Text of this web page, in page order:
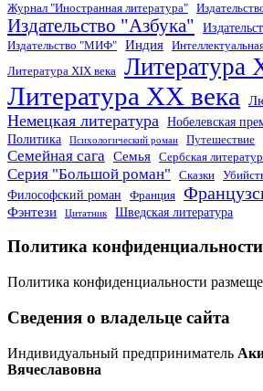
Журнал "Иностранная литература"
Издательство "Азбука"
Издательство "МИФ" Индия
Литература XIX века Литература
Литература XX века
Немецкая литература
Нобелевская
Политика
Психологический роман Путешествие
Семейная сага Семья Сербская
Серия "Большой роман" Сказки
Философский роман
Франция
Фэнтези Цитатник Шведская литература
Политика конфиденциальности
Политика конфиденциальности
Сведения о владельце сайта
Индивидуальный предприниматель
Вячеславовна